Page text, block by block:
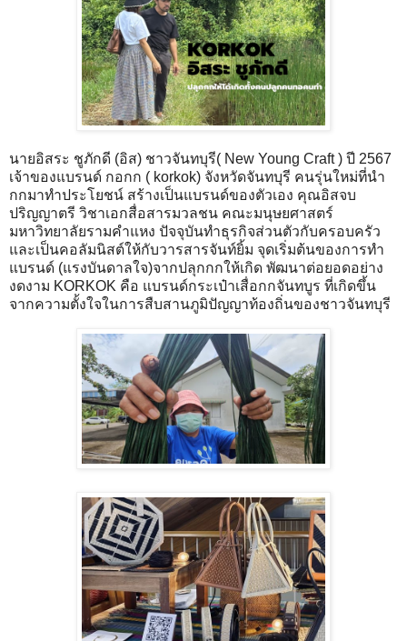
นายอิสระ ชูภักดี (อิส) ชาวจันทบุรี( New Young Craft ) ปี 2567
เจ้าของแบรนด์ กอกก ( korkok) จังหวัดจันทบุรี คนรุ่นใหม่ที่นำ
กกมาทำประโยชน์ สร้างเป็นแบรนด์ของตัวเอง คุณอิสจบ
ปริญญาตรี วิชาเอกสื่อสารมวลชน คณะมนุษยศาสตร์
มหาวิทยาลัยรามคำแหง ปัจจุบันทำธุรกิจส่วนตัวกับครอบครัว
และเป็นคอลัมนิสต์ให้กับวารสารจันท์ยิ้ม จุดเริ่มต้นของการทำ
แบรนด์ (แรงบันดาลใจ)จากปลุกกกให้เกิด พัฒนาต่อยอดอย่าง
งดงาม KORKOK คือ แบรนด์กระเป๋าเสื่อกกจันทบูร ที่เกิดขึ้น
จากความตั้งใจในการสืบสานภูมิปัญญาท้องถิ่นของชาวจันทบุรี